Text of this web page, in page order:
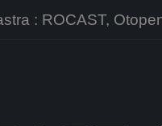
: ROCAST,